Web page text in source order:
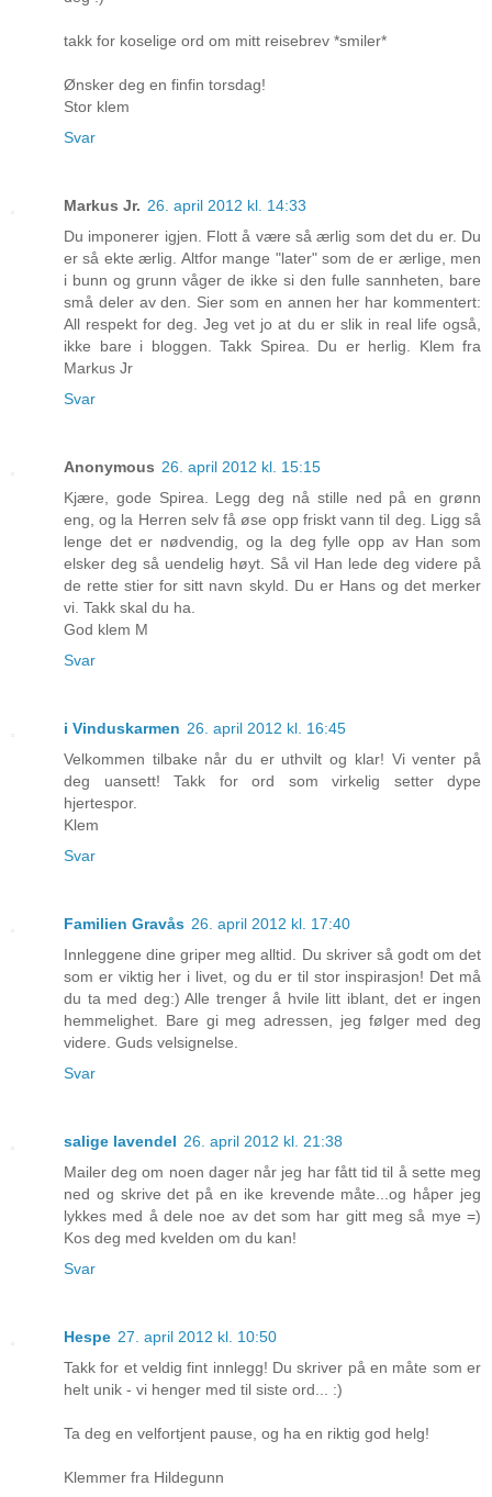
takk for koselige ord om mitt reisebrev *smiler*
Ønsker deg en finfin torsdag!
Stor klem
Svar
Markus Jr. 26. april 2012 kl. 14:33
Du imponerer igjen. Flott å være så ærlig som det du er. Du
er så ekte ærlig. Altfor mange "later" som de er ærlige, men
i bunn og grunn våger de ikke si den fulle sannheten, bare
små deler av den. Sier som en annen her har kommentert:
All respekt for deg. Jeg vet jo at du er slik in real life også,
ikke bare i bloggen. Takk Spirea. Du er herlig. Klem fra
Markus Jr
Svar
Anonymous 26. april 2012 kl. 15:15
Kjære, gode Spirea. Legg deg nå stille ned på en grønn
eng, og la Herren selv få øse opp friskt vann til deg. Ligg så
lenge det er nødvendig, og la deg fylle opp av Han som
elsker deg så uendelig høyt. Så vil Han lede deg videre på
de rette stier for sitt navn skyld. Du er Hans og det merker
vi. Takk skal du ha.
God klem M
Svar
i Vinduskarmen 26. april 2012 kl. 16:45
Velkommen tilbake når du er uthvilt og klar! Vi venter på
deg uansett! Takk for ord som virkelig setter dype
hjertespor.
Klem
Svar
Familien Gravås 26. april 2012 kl. 17:40
Innleggene dine griper meg alltid. Du skriver så godt om det
som er viktig her i livet, og du er til stor inspirasjon! Det må
du ta med deg:) Alle trenger å hvile litt iblant, det er ingen
hemmelighet. Bare gi meg adressen, jeg følger med deg
videre. Guds velsignelse.
Svar
salige lavendel 26. april 2012 kl. 21:38
Mailer deg om noen dager når jeg har fått tid til å sette meg
ned og skrive det på en ike krevende måte...og håper jeg
lykkes med å dele noe av det som har gitt meg så mye =)
Kos deg med kvelden om du kan!
Svar
Hespe 27. april 2012 kl. 10:50
Takk for et veldig fint innlegg! Du skriver på en måte som er
helt unik - vi henger med til siste ord... :)
Ta deg en velfortjent pause, og ha en riktig god helg!
Klemmer fra Hildegunn